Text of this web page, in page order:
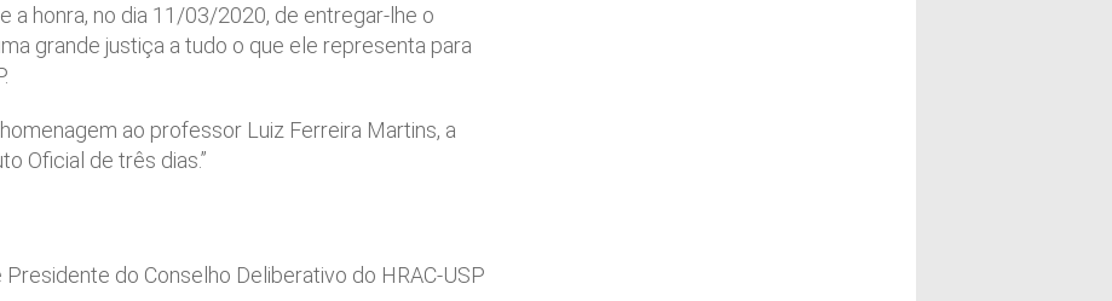
a honra, no dia 11/03/2020, de entregar-lhe o
grande justiça a tudo o que ele representa para
ao professor Luiz Ferreira Martins, a
Oficial de três dias.”
do Conselho Deliberativo do HRAC-USP